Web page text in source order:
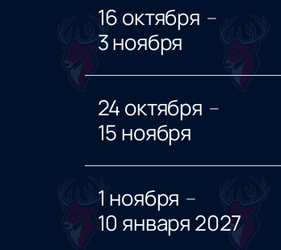
16 октября —
3 ноября
24 октября —
15 ноября
1 ноября —
10 января 2027